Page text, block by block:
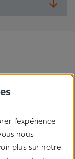
nos
l'expérience
nous
plus sur notre